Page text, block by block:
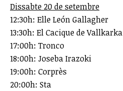
Dissabte 20 de setembre
12:30h: Elle León Gallagher
13:30h: El Cacique de Vallkarka
17:00h: Tronco
18:00h: Joseba Irazoki
19:00h: Corprès
20:00h: Sta